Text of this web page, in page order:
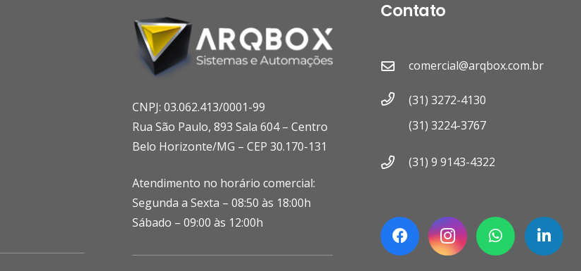
CNPJ: 03.062.413/0001-99
Rua São Paulo, 893 Sala 604 – Centro
Belo Horizonte/MG – CEP 30.170-131
Atendimento no horário comercial:
Segunda a Sexta – 08:50 às 18:00h
Sábado – 09:00 às 12:00h
Contato
comercial@arqbox.com.br
(31) 3272-4130
(31) 3224-3767
(31) 9 9143-4322